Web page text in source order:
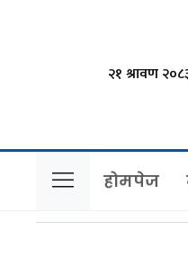
२१ श्रावण
होमपेज